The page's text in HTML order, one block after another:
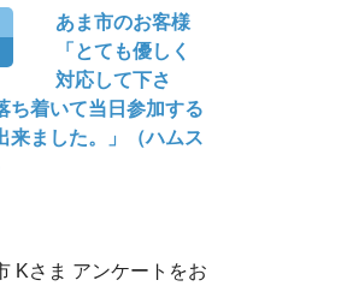
あま市のお客様
「とても優しく
対応して下さ
ち着いて当日参加する
来ました。」（ハムス
Kさま アンケートをお